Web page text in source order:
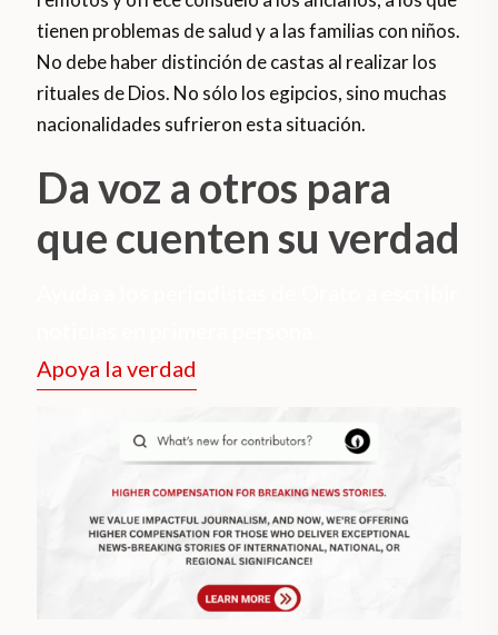
tienen problemas de salud y a las familias con niños.
No debe haber distinción de castas al realizar los
rituales de Dios. No sólo los egipcios, sino muchas
nacionalidades sufrieron esta situación.
Da voz a otros para
que cuenten su verdad
Apoya la verdad